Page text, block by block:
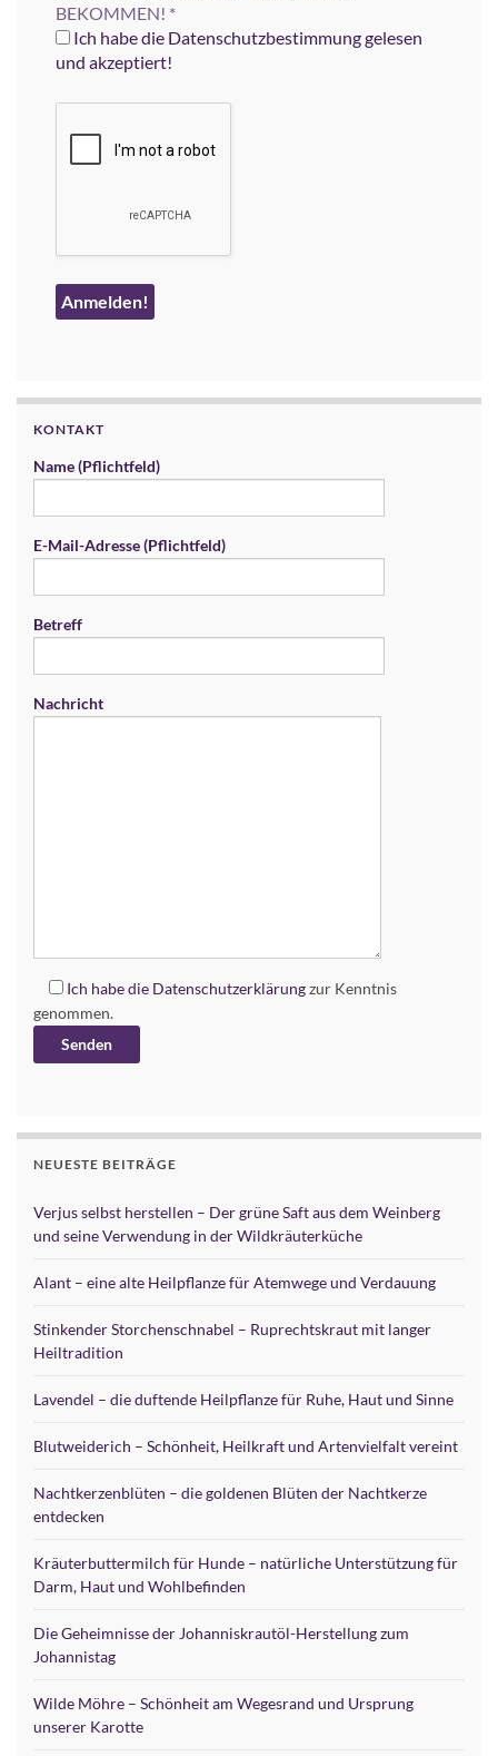
BEKOMMEN! *
Ich habe die Datenschutzbestimmung gelesen
und akzeptiert!
KONTAKT
Name (Pflichtfeld)
E-Mail-Adresse (Pflichtfeld)
Betreff
Nachricht
Ich habe die Datenschutzerklärungzur Kenntnis
genommen.
NEUESTE BEITRÄGE
Verjus selbst herstellen – Der grüne Saft aus dem Weinberg
und seine Verwendung in der Wildkräuterküche
Alant – eine alte Heilpflanze für Atemwege und Verdauung
Stinkender Storchenschnabel – Ruprechtskraut mit langer
Heiltradition
Lavendel – die duftende Heilpflanze für Ruhe, Haut und Sinne
Blutweiderich – Schönheit, Heilkraft und Artenvielfalt vereint
Nachtkerzenblüten – die goldenen Blüten der Nachtkerze
entdecken
Kräuterbuttermilch für Hunde – natürliche Unterstützung für
Darm, Haut und Wohlbefinden
Die Geheimnisse der Johanniskrautöl-Herstellung zum
Johannistag
Wilde Möhre – Schönheit am Wegesrand und Ursprung
unserer Karotte